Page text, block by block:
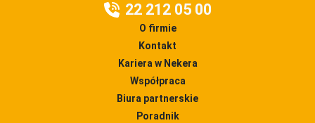
22 212 05 00
O firmie
Kontakt
Kariera w Nekera
Współpraca
Biura partnerskie
Poradnik